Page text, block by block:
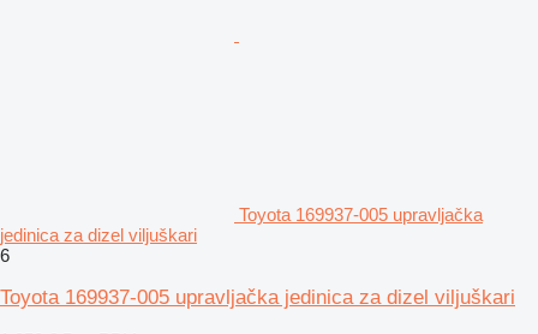
Toyota 169937-005 upravljačka
jedinica za dizel viljuškari
6
Toyota 169937-005 upravljačka jedinica za dizel viljuškari